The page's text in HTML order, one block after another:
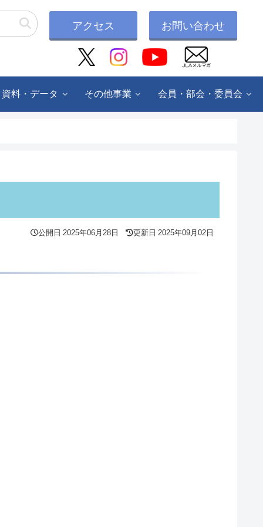
アクセス お問い合わせ
料・データ その他事業 会員・部会・委員会
公開日 2025年06月28日 更新日 2025年09月02日